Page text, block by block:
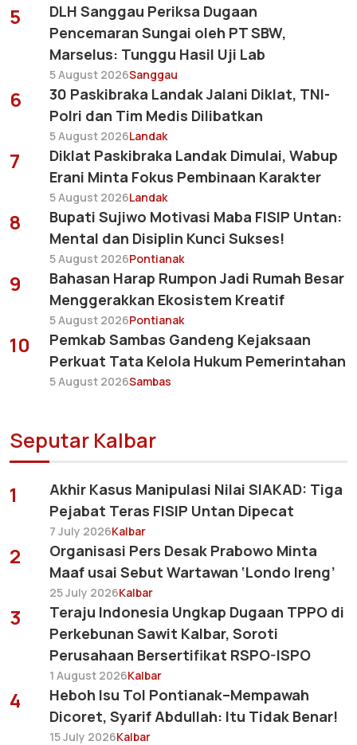
5
DLH Sanggau Periksa Dugaan
Pencemaran Sungai oleh PT SBW,
Marselus: Tunggu Hasil Uji Lab
5 August 2026Sanggau
6
30 Paskibraka Landak Jalani Diklat, TNI-
Polri dan Tim Medis Dilibatkan
5 August 2026Landak
7
Diklat Paskibraka Landak Dimulai, Wabup
Erani Minta Fokus Pembinaan Karakter
5 August 2026Landak
8
Bupati Sujiwo Motivasi Maba FISIP Untan:
Mental dan Disiplin Kunci Sukses!
5 August 2026Pontianak
9
Bahasan Harap Rumpon Jadi Rumah Besar
Menggerakkan Ekosistem Kreatif
5 August 2026Pontianak
10
Pemkab Sambas Gandeng Kejaksaan
Perkuat Tata Kelola Hukum Pemerintahan
5 August 2026Sambas
Seputar Kalbar
1
Akhir Kasus Manipulasi Nilai SIAKAD: Tiga
Pejabat Teras FISIP Untan Dipecat
7 July 2026Kalbar
2
Organisasi Pers Desak Prabowo Minta
Maaf usai Sebut Wartawan ‘Londo Ireng’
25 July 2026Kalbar
3
Teraju Indonesia Ungkap Dugaan TPPO di
Perkebunan Sawit Kalbar, Soroti
Perusahaan Bersertifikat RSPO-ISPO
1 August 2026Kalbar
4
Heboh Isu Tol Pontianak–Mempawah
Dicoret, Syarif Abdullah: Itu Tidak Benar!
15 July 2026Kalbar